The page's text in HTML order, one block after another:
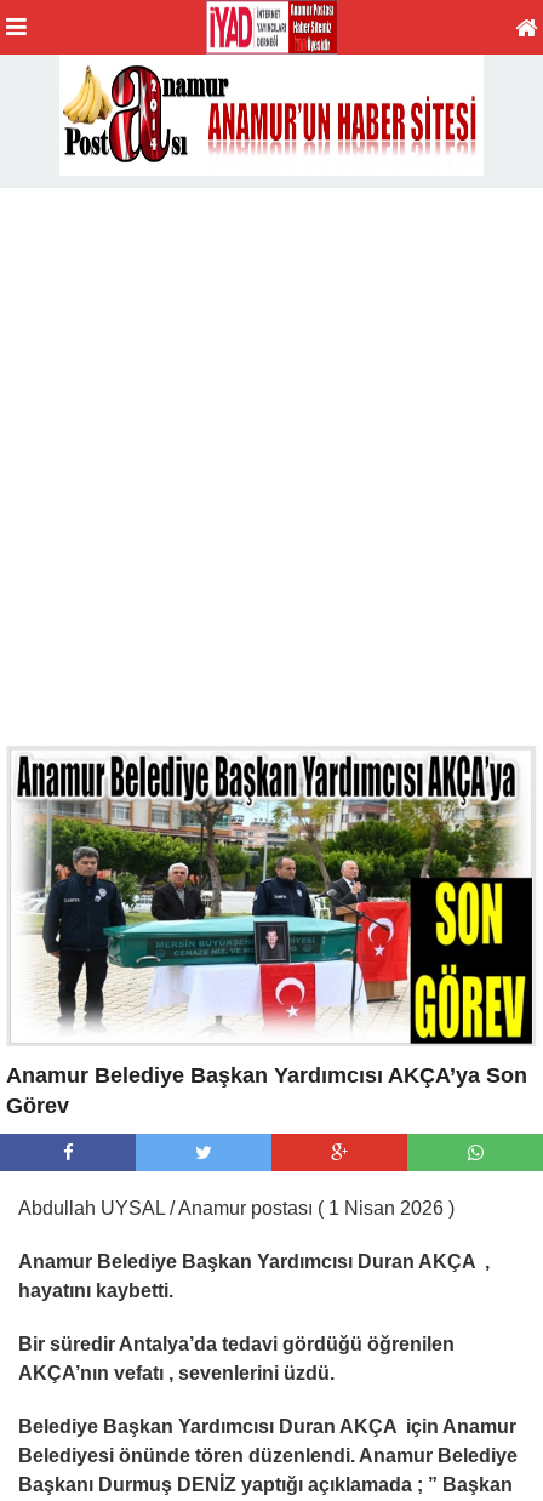
Anamur Belediye Başkan Yardımcısı AKÇA’ya Son
Görev
Abdullah UYSAL / Anamur postası ( 1 Nisan 2026 )
Anamur Belediye Başkan Yardımcısı Duran AKÇA ,
hayatını kaybetti.
Bir süredir Antalya’da tedavi gördüğü öğrenilen
AKÇA’nın vefatı , sevenlerini üzdü.
Belediye Başkan Yardımcısı Duran AKÇA için Anamur
Belediyesi önünde tören düzenlendi. Anamur Belediye
Başkanı Durmuş DENİZ yaptığı açıklamada ; ” Başkan